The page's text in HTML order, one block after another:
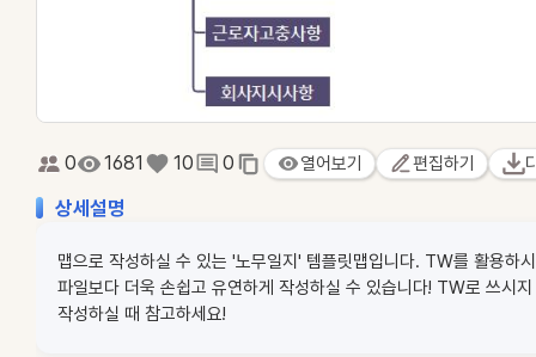
0 1681 10 0 열어보기 편집하기
상세설명
맵으로 작성하실 수 있는 '노무일지' 템플릿맵입니다. TW를 활용하
파일보다 더욱 손쉽고 유연하게 작성하실 수 있습니다! TW로 쓰시
작성하실 때 참고하세요!